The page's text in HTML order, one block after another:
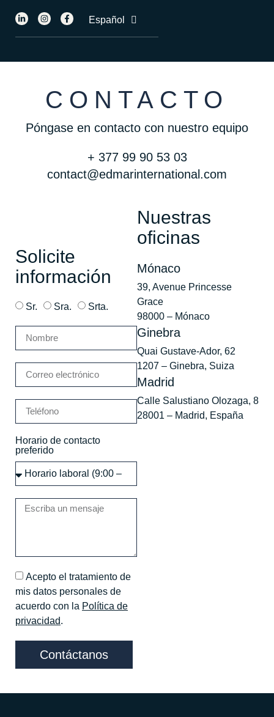
Español
Français
CONTACTO
Póngase en contacto con nuestro equipo
+ 377 99 90 53 03
contact@edmarinternational.com
Solicite
información
Sr. Sra. Srta.
Horario de contacto
preferido
Acepto el tratamiento de
mis datos personales de
acuerdo con la Política de
privacidad.
Contáctanos
Nuestras
oficinas
Mónaco
39, Avenue Princesse
Grace
98000 – Mónaco
Ginebra
Quai Gustave-Ador, 62
1207 – Ginebra, Suiza
Madrid
Calle Salustiano Olozaga, 8
28001 – Madrid, España